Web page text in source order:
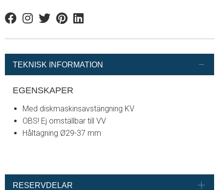
FacebookInstagram
TwitterPinterestLinkedin
TEKNISK INFORMATION
EGENSKAPER
Med diskmaskinsavstängning KV
OBS! Ej omställbar till VV
Håltagning Ø29-37 mm
RESERVDELAR